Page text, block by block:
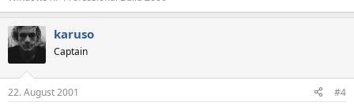
karuso
Captain
22. August 2001 #4